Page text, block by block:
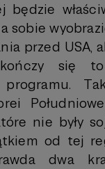
będzie
sobie
przed USA,
się
programu.
nie były
od tej
dwa